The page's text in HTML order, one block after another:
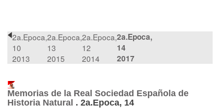
2a.Epoca,
10
2013
2a.Epoca,
13
2015
2a.Epoca,
12
2014
2a.Epoca,
14
2017
Memorias de la Real Sociedad Española de
Historia Natural . 2a.Epoca, 14